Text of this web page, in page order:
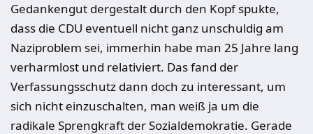
Gedankengut dergestalt durch den Kopf spukte,
dass die CDU eventuell nicht ganz unschuldig am
Naziproblem sei, immerhin habe man 25 Jahre lang
verharmlost und relativiert. Das fand der
Verfassungsschutz dann doch zu interessant, um
sich nicht einzuschalten, man weiß ja um die
radikale Sprengkraft der Sozialdemokratie. Gerade